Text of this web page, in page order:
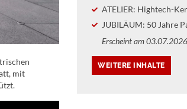
mit
ATELIER: Hightech-
JUBILÄUM: 50 Jahre
Erscheint am 03.07.2026